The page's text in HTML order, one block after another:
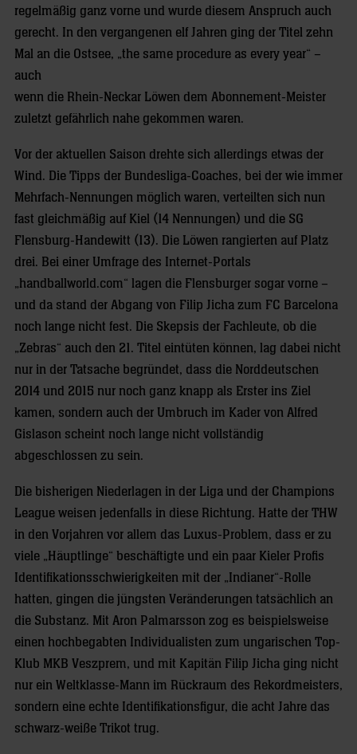
regelmäßig ganz vorne und wurde diesem Anspruch auch
gerecht. In den vergangenen elf Jahren ging der Titel zehn
Mal an die Ostsee, „the same procedure as every year“ –
auch
wenn die Rhein-Neckar Löwen dem Abonnement-Meister
zuletzt gefährlich nahe gekommen waren.
Vor der aktuellen Saison drehte sich allerdings etwas der
Wind. Die Tipps der Bundesliga-Coaches, bei der wie immer
Mehrfach-Nennungen möglich waren, verteilten sich nun
fast gleichmäßig auf Kiel (14 Nennungen) und die SG
Flensburg-Handewitt (13). Die Löwen rangierten auf Platz
drei. Bei einer Umfrage des Internet-Portals
„handballworld.com“ lagen die Flensburger sogar vorne –
und da stand der Abgang von Filip Jicha zum FC Barcelona
noch lange nicht fest. Die Skepsis der Fachleute, ob die
„Zebras“ auch den 21. Titel eintüten können, lag dabei nicht
nur in der Tatsache begründet, dass die Norddeutschen
2014 und 2015 nur noch ganz knapp als Erster ins Ziel
kamen, sondern auch der Umbruch im Kader von Alfred
Gislason scheint noch lange nicht vollständig
abgeschlossen zu sein.
Die bisherigen Niederlagen in der Liga und der Champions
League weisen jedenfalls in diese Richtung. Hatte der THW
in den Vorjahren vor allem das Luxus-Problem, dass er zu
viele „Häuptlinge“ beschäftigte und ein paar Kieler Profis
Identifikationsschwierigkeiten mit der „Indianer“-Rolle
hatten, gingen die jüngsten Veränderungen tatsächlich an
die Substanz. Mit Aron Palmarsson zog es beispielsweise
einen hochbegabten Individualisten zum ungarischen Top-
Klub MKB Veszprem, und mit Kapitän Filip Jicha ging nicht
nur ein Weltklasse-Mann im Rückraum des Rekordmeisters,
sondern eine echte Identifikationsfigur, die acht Jahre das
schwarz-weiße Trikot trug.